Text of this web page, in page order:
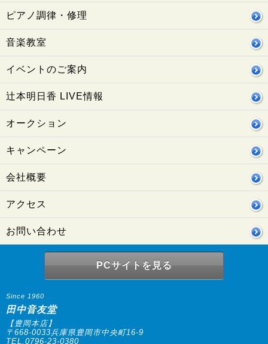
ピアノ調律・修理
音楽教室
イベントのご案内
辻本明日香 LIVE情報
オークション
キャンペーン
会社概要
アクセス
お問い合わせ
PCサイトを見る
Since 1960
田中音友堂
【豊岡本店】
〒668-0033兵庫県豊岡市中央町16-9
TEL.0796-23-0380